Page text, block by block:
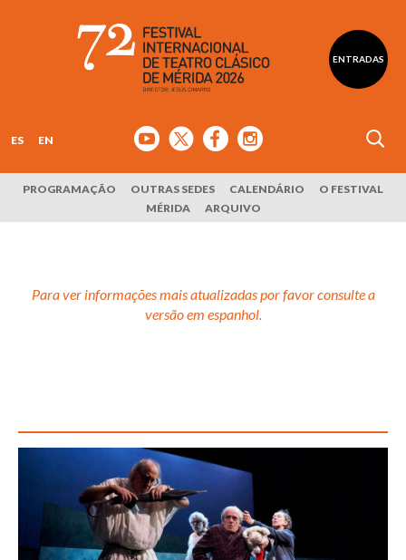
ENTRADAS
ES EN
PROGRAMAÇÃO OUTRAS SEDES CALENDÁRIO
O FESTIVAL
MÉRIDA
ARQUIVO
Para ver informações mais atualizadas por favor consulte a
versão em espanhol.